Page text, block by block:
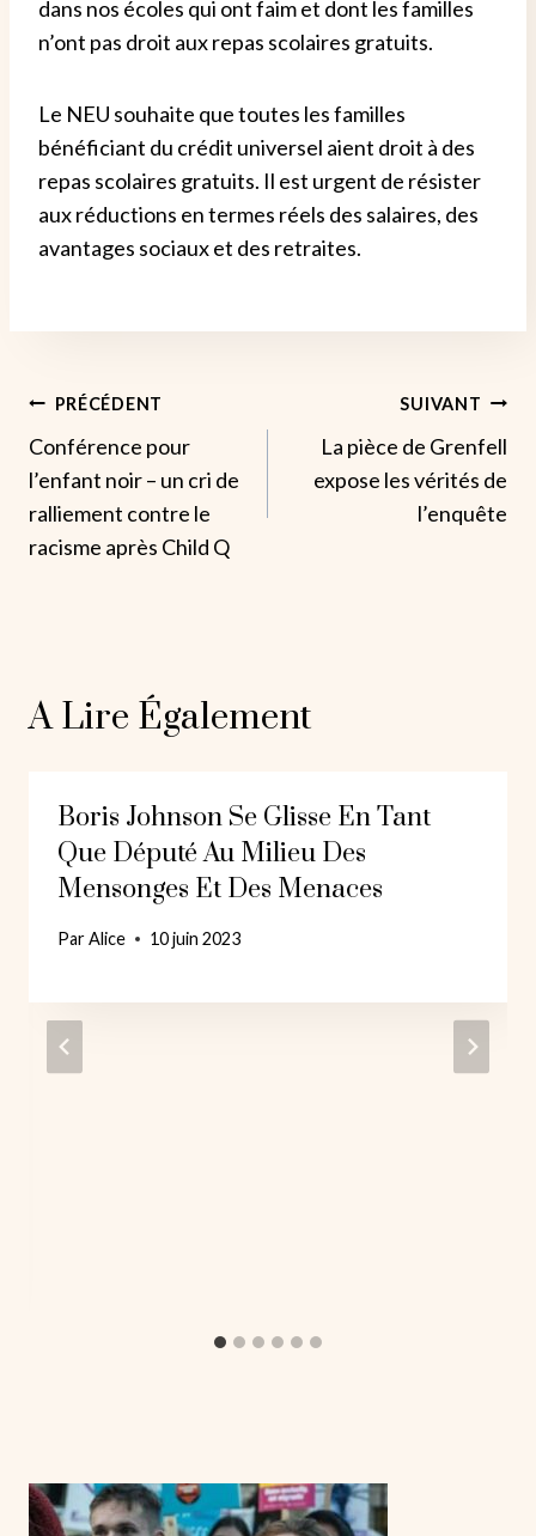
dans nos écoles qui ont faim et dont les familles
n’ont pas droit aux repas scolaires gratuits.
Le NEU souhaite que toutes les familles
bénéficiant du crédit universel aient droit à des
repas scolaires gratuits. Il est urgent de résister
aux réductions en termes réels des salaires, des
avantages sociaux et des retraites.
Navigation
De
L’article
PRÉCÉDENT
Conférence pour
l’enfant noir – un cri de
ralliement contre le
racisme après Child Q
SUIVANT
La pièce de Grenfell
expose les vérités de
l’enquête
A Lire Également
Boris Johnson Se Glisse En Tant
Que Député Au Milieu Des
Mensonges Et Des Menaces
ParAlice 10 juin 2023